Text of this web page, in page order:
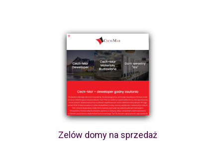
Zelów domy na sprzedaż